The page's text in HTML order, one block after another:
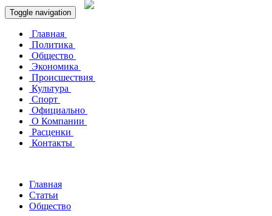
Toggle navigation
Главная
Политика
Общество
Экономика
Происшествия
Культура
Спорт
Официально
О Компании
Расценки
Контакты
Главная
Статьи
Общество